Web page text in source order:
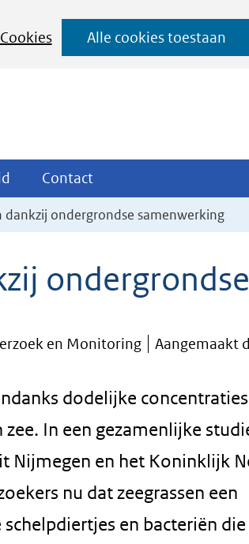
Cookies
Alle cookies toestaan
Ga
naar
Overheid
Uitklappen
Contact
Uitklappen
dankzij ondergrondse samenwerking
en Monitoring Aangemaakt
dodelijke
In een gezamenlijke
Nijmegen en het Koninklijk
nu dat zeegrassen een
en bacteriën